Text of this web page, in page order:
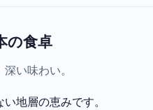
の食卓
い味わい。
地層の恵みです。